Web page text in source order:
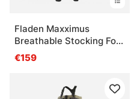
Fladen Maxximus
Breathable Stocking Foot
Waders
€159